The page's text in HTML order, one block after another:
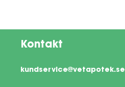
Kontakt
kundservice@vetapotek.se